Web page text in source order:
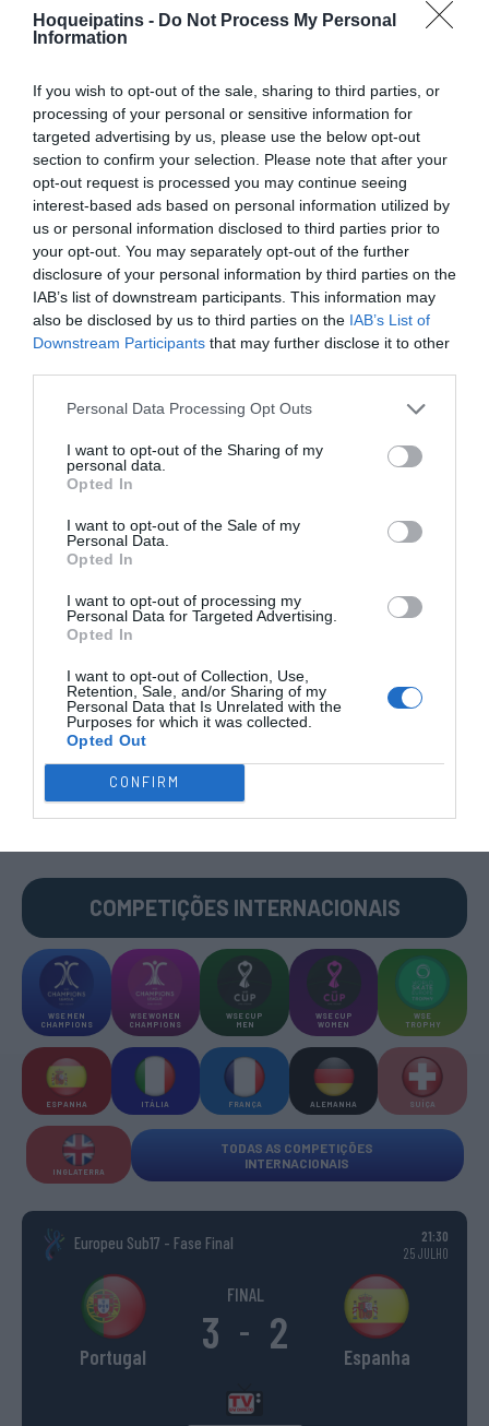
Hoqueipatins - Do Not Process My Personal
Information
If you wish to opt-out of the sale, sharing to third parties, or
processing of your personal or sensitive information for
targeted advertising by us, please use the below opt-out
section to confirm your selection. Please note that after your
opt-out request is processed you may continue seeing
interest-based ads based on personal information utilized by
us or personal information disclosed to third parties prior to
your opt-out. You may separately opt-out of the further
disclosure of your personal information by third parties on the
IAB’s list of downstream participants. This information may
also be disclosed by us to third parties on the IAB’s List of
Downstream Participants that may further disclose it to other
Personal Data Processing Opt Outs
I want to opt-out of the Sharing of my
personal data.
Opted In
I want to opt-out of the Sale of my
Personal Data.
Opted In
I want to opt-out of processing my
Personal Data for Targeted Advertising.
Opted In
I want to opt-out of Collection, Use,
Retention, Sale, and/or Sharing of my
Personal Data that Is Unrelated with the
Purposes for which it was collected.
Opted Out
CONFIRM
TRANSFERÊNCIAS - ÉPOCA 2026/27
CAMPEÕES, SUBIDAS E DESCIDAS2025-26
JOGOS EM DIRETO
ÚLTIMOS
RESULTADOS
PRÓXIMOS
JOGOS
COMPETIÇÕES
SUB-23
COMPETIÇÕES INTERNACIONAIS
WSE MEN
CHAMPIONS
WSE WOMEN
CHAMPIONS
WSE CUP
MEN
WSE CUP
WOMEN
WSE
TROPHY
ESPANHA ITÁLIA FRANÇA ALEMANHA SUÍÇA
INGLATERRA
TODAS AS COMPETIÇÕES
INTERNACIONAIS
Europeu Sub17 - Fase Final
21:30
25 JULHO
Portugal
FINAL
3 - 2 Espanha